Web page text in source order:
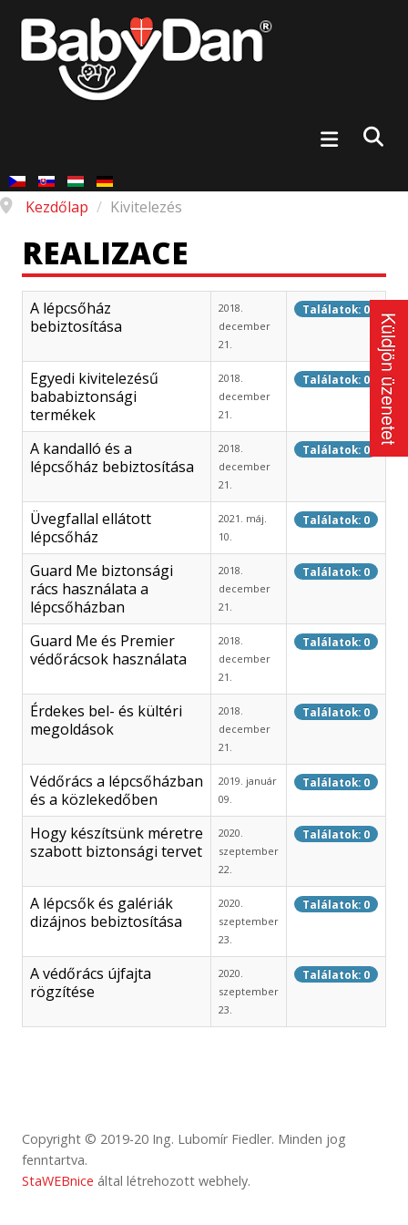
Kezdőlap / Kivitelezés
REALIZACE
A lépcsőház
bebiztosítása
2018.
december
21.
Találatok: 0
Egyedi kivitelezésű
bababiztonsági
termékek
2018.
december
21.
Találatok: 0
A kandalló és a
lépcsőház bebiztosítása
2018.
december
21.
Találatok: 0
Üvegfallal ellátott
lépcsőház
2021. máj.
10.
Találatok: 0
Guard Me biztonsági
rács használata a
lépcsőházban
2018.
december
21.
Találatok: 0
Guard Me és Premier
védőrácsok használata
2018.
december
21.
Találatok: 0
Érdekes bel- és kültéri
megoldások
2018.
december
21.
Találatok: 0
Védőrács a lépcsőházban
és a közlekedőben
2019. január
09.
Találatok: 0
Hogy készítsünk méretre
szabott biztonsági tervet
2020.
szeptember
22.
Találatok: 0
A lépcsők és galériák
dizájnos bebiztosítása
2020.
szeptember
23.
Találatok: 0
A védőrács újfajta
rögzítése
2020.
szeptember
23.
Találatok: 0
Copyright © 2019-20 Ing. Lubomír Fiedler. Minden jog
fenntartva.
StaWEBnice által létrehozott webhely.
Küldjön üzenetet